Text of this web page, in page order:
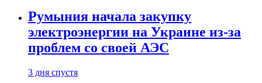
Румыния начала закупку
электроэнергии на Украине из-за
проблем со своей АЭС
3 дня спустя